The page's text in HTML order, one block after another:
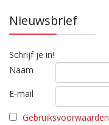
Nieuwsbrief
Schrijf je in!
Naam
E-mail
Gebruiksvoorwaarden